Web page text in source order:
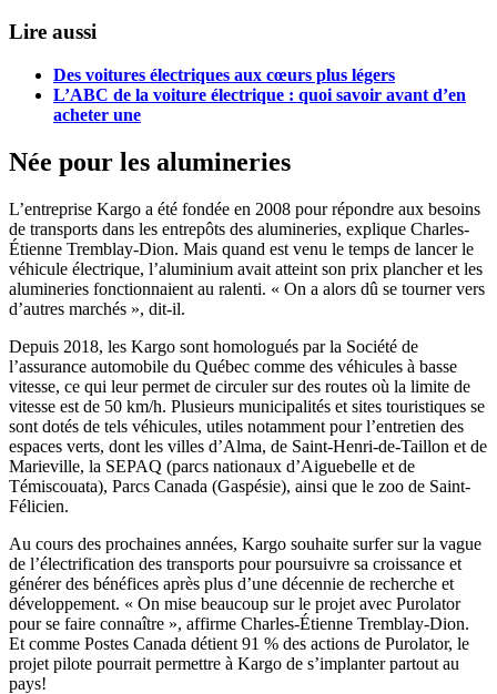
Lire aussi
Des voitures électriques aux cœurs plus légers
L’ABC de la voiture électrique : quoi savoir avant d’en
acheter une
Née pour les alumineries
L’entreprise Kargo a été fondée en 2008 pour répondre aux besoins
de transports dans les entrepôts des alumineries, explique Charles-
Étienne Tremblay-Dion. Mais quand est venu le temps de lancer le
véhicule électrique, l’aluminium avait atteint son prix plancher et les
alumineries fonctionnaient au ralenti. « On a alors dû se tourner vers
d’autres marchés », dit-il.
Depuis 2018, les Kargo sont homologués par la Société de
l’assurance automobile du Québec comme des véhicules à basse
vitesse, ce qui leur permet de circuler sur des routes où la limite de
vitesse est de 50 km/h. Plusieurs municipalités et sites touristiques se
sont dotés de tels véhicules, utiles notamment pour l’entretien des
espaces verts, dont les villes d’Alma, de Saint-Henri-de-Taillon et de
Marieville, la SEPAQ (parcs nationaux d’Aiguebelle et de
Témiscouata), Parcs Canada (Gaspésie), ainsi que le zoo de Saint-
Félicien.
Au cours des prochaines années, Kargo souhaite surfer sur la vague
de l’électrification des transports pour poursuivre sa croissance et
générer des bénéfices après plus d’une décennie de recherche et
développement. « On mise beaucoup sur le projet avec Purolator
pour se faire connaître », affirme Charles-Étienne Tremblay-Dion.
Et comme Postes Canada détient 91 % des actions de Purolator, le
projet pilote pourrait permettre à Kargo de s’implanter partout au
pays!